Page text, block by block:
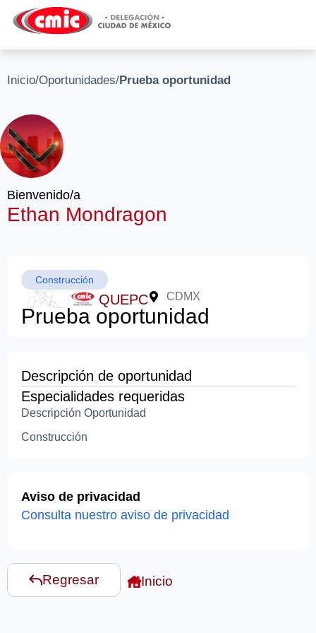
Inicio/Oportunidades/Prueba oportunidad
Bienvenido/a
Ethan Mondragon
Construcción
Prueba oportunidad
QUEPC CDMX
Descripción de oportunidad
Descripción Oportunidad
Especialidades requeridas
Construcción
Aviso de privacidad
Consulta nuestro aviso de privacidad
Regresar Inicio